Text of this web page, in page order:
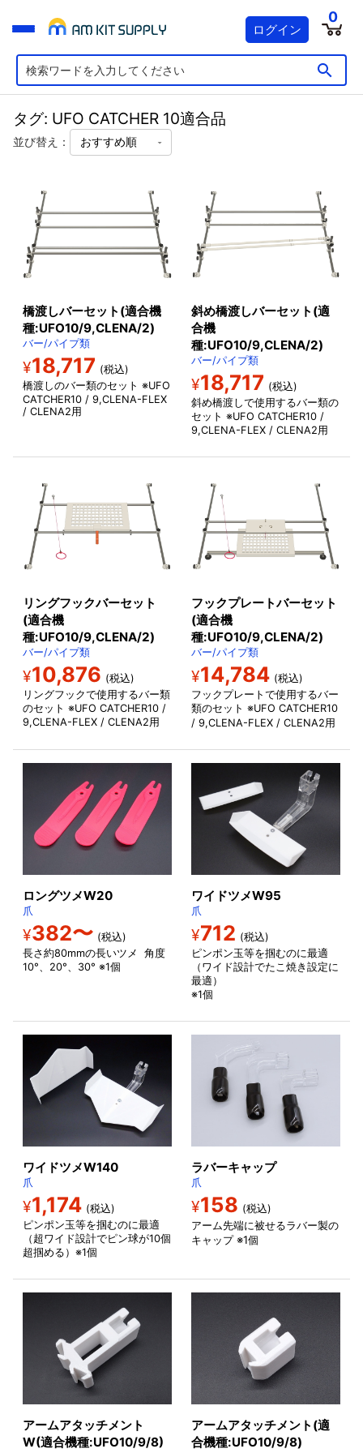
ログイン
0
タグ: UFO CATCHER 10適合品
並び替え：
橋渡しバーセット(適合機
種:UFO10/9,CLENA/2)
バー/パイプ類
¥18,717 (税込)
橋渡しのバー類のセット ※UFO
CATCHER10 / 9,CLENA-FLEX
/ CLENA2用
斜め橋渡しバーセット(適
合機
種:UFO10/9,CLENA/2)
バー/パイプ類
¥18,717 (税込)
斜め橋渡しで使用するバー類の
セット ※UFO CATCHER10 /
9,CLENA-FLEX / CLENA2用
リングフックバーセット
(適合機
種:UFO10/9,CLENA/2)
バー/パイプ類
¥10,876 (税込)
リングフックで使用するバー類
のセット ※UFO CATCHER10 /
9,CLENA-FLEX / CLENA2用
フックプレートバーセット
(適合機
種:UFO10/9,CLENA/2)
バー/パイプ類
¥14,784 (税込)
フックプレートで使用するバー
類のセット ※UFO CATCHER10
/ 9,CLENA-FLEX / CLENA2用
ロングツメW20
爪
¥382〜 (税込)
長さ約80mmの長いツメ 角度
10°、20°、30° ※1個
ワイドツメW95
爪
¥712 (税込)
ピンポン玉等を掴むのに最適
（ワイド設計でたこ焼き設定に
最適）
※1個
ワイドツメW140
爪
¥1,174 (税込)
ピンポン玉等を掴むのに最適
（超ワイド設計でピン球が10個
超掴める）※1個
ラバーキャップ
爪
¥158 (税込)
アーム先端に被せるラバー製の
キャップ ※1個
アームアタッチメント
W(適合機種:UFO10/9/8)
アームアタッチメント(適
合機種:UFO10/9/8)